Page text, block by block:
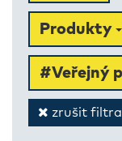
Produkty
#Veřejný
zrušit